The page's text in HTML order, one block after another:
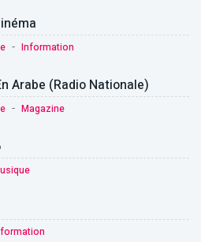
- Information
Arabe (Radio Nationale)
- Magazine